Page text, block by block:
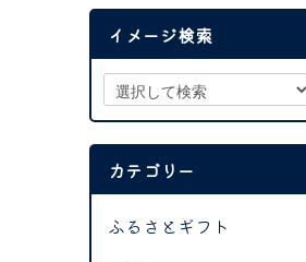
イメージ検索
カテゴリー
ふるさとギフト